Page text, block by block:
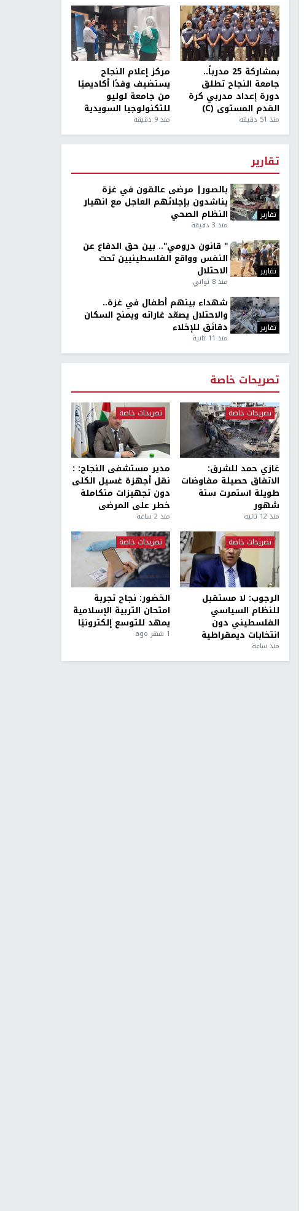
بمشاركة 25 مدرباً..
جامعة النجاح تطلق
دورة إعداد مدربي كرة
القدم المستوى (C)
منذ 51 دقيقة
مركز إعلام النجاح
يستضيف وفدًا أكاديميًا
من جامعة لوليو
للتكنولوجيا السويدية
منذ 9 دقيقة
تقارير
تقارير
بالصور| مرضى عالقون في غزة
يناشدون بإجلائهم العاجل مع انهيار
النظام الصحي
منذ 3 دقيقة
تقارير
" قانون درومي".. بين حق الدفاع عن
النفس وواقع الفلسطينيين تحت
الاحتلال
منذ 8 ثواني
تقارير
شهداء بينهم أطفال في غزة..
والاحتلال يصعّد غاراته ويمنح السكان
دقائق للإخلاء
منذ 11 ثانية
تصريحات خاصة
تصريحات خاصة
غازي حمد للشرق:
الاتفاق حصيلة مفاوضات
طويلة استمرت ستة
شهور
منذ 12 ثانية
تصريحات خاصة
مدير مستشفى النجاح: :
نقل أجهزة غسيل الكلى
دون تجهيزات متكاملة
خطر على المرضى
منذ 2 ساعة
تصريحات خاصة
الرجوب: لا مستقبل
للنظام السياسي
الفلسطيني دون
انتخابات ديمقراطية
منذ ساعة
تصريحات خاصة
الخضور: نجاح تجربة
امتحان التربية الإسلامية
يمهد للتوسع إلكترونيًا
1 شهر ago